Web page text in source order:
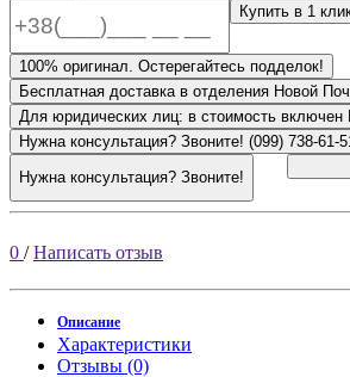
Купить в 1
100% оригинал. Остерегайтесь подделок!
Бесплатная доставка в отделения Новой
Для юридических лиц: в стоимость
Нужна консультация? Звоните! (099) 738-61-
Нужна консультация? Звоните!
0 /Написать отзыв
Описание
Характеристики
Отзывы (0)